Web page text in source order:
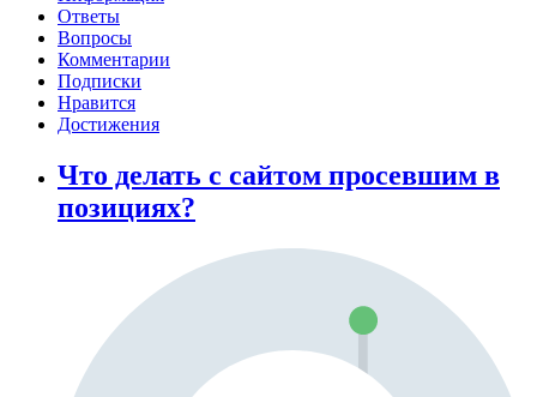
Ответы
Вопросы
Комментарии
Подписки
Нравится
Достижения
Что делать с сайтом просевшим в
позициях?